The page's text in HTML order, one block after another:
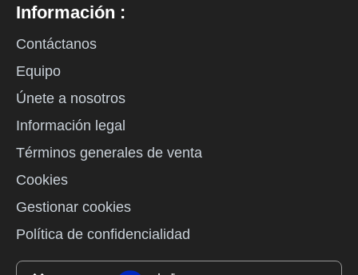
Información :
Contáctanos
Equipo
Únete a nosotros
Información legal
Términos generales de venta
Cookies
Gestionar cookies
Política de confidencialidad